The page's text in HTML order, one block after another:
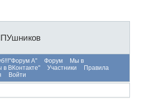
А" Форум
Мы в
в ВКонтакте" Участники
Правила
Войти